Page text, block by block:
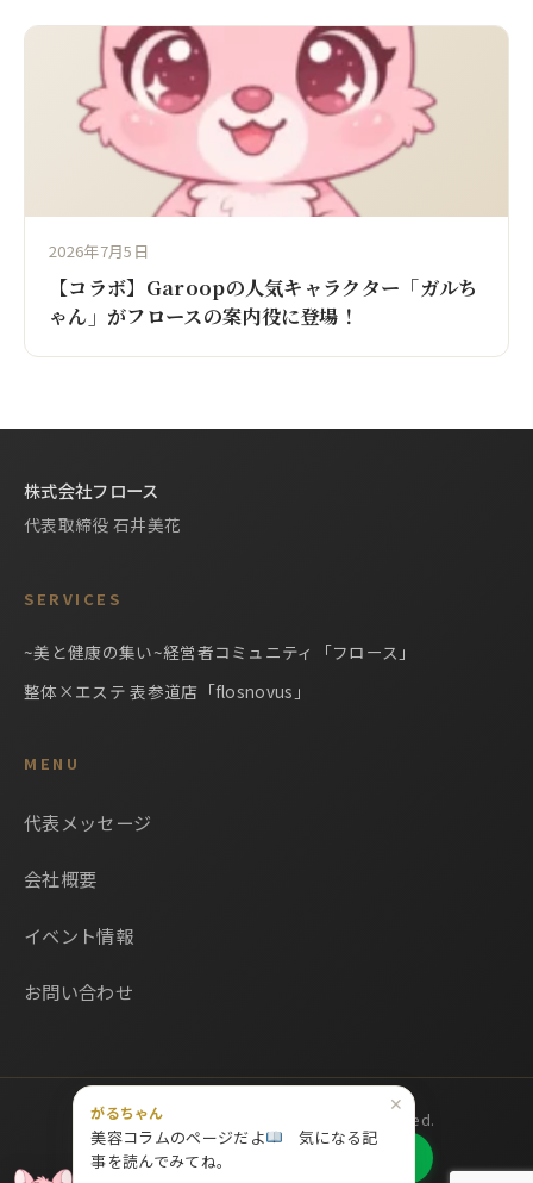
2026年7月5日
【コラボ】Garoopの人気キャラクター「ガルち
ゃん」がフロースの案内役に登場！
株式会社フロース
代表取締役 石井美花
SERVICES
~美と健康の集い~経営者コミュニティ「フロース」
整体×エステ 表参道店「flosnovus」
MENU
代表メッセージ
会社概要
イベント情報
お問い合わせ
© 2026 株式会社フロース All Rights Reserved.
LINE公式アカウント追加
✕
がるちゃん
美容コラムのページだよ
気になる記
事を読んでみてね。